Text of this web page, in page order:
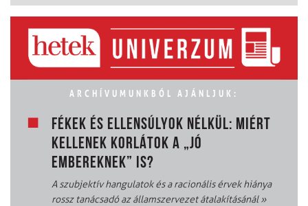
ARCHÍVUMUNKBÓL AJÁNLJUK:
FÉKEK ÉS ELLENSÚLYOK NÉLKÜL: MIÉRT
KELLENEK KORLÁTOK A „JÓ
EMBEREKNEK” IS?
A szubjektív hangulatok és a racionális érvek hiánya
rossz tanácsadó az államszervezet átalakításánál»